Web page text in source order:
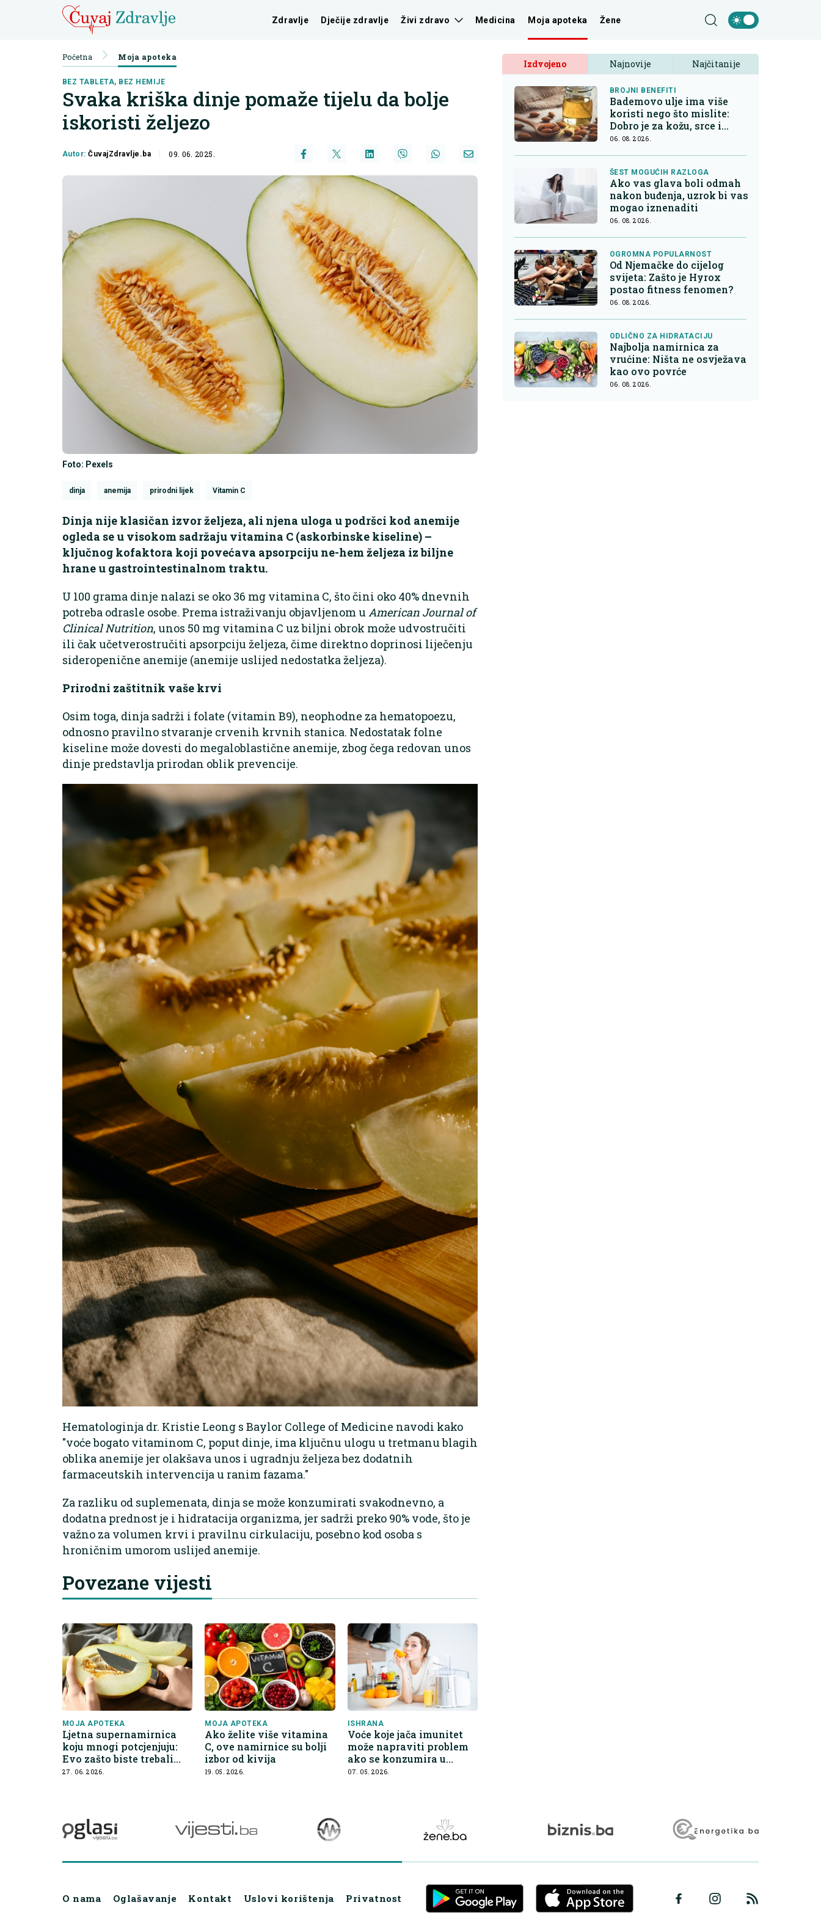
Zdravlje Dječije zdravlje Živi zdravo Medicina Moja apoteka Žene
Početna Moja apoteka
BEZ TABLETA, BEZ HEMIJE
Svaka kriška dinje pomaže tijelu da bolje
iskoristi željezo
Autor:ČuvajZdravlje.ba 09. 06. 2025.
Foto: Pexels
dinja anemija prirodni lijek Vitamin C
Dinja nije klasičan izvor željeza, ali njena uloga u podršci kod anemije
ogleda se u visokom sadržaju vitamina C (askorbinske kiseline) –
ključnog kofaktora koji povećava apsorpciju ne-hem željeza iz biljne
hrane u gastrointestinalnom traktu.
U 100 grama dinje nalazi se oko 36 mg vitamina C, što čini oko 40% dnevnih
potreba odrasle osobe. Prema istraživanju objavljenom u American Journal of
Clinical Nutrition, unos 50 mg vitamina C uz biljni obrok može udvostručiti
ili čak učetverostručiti apsorpciju željeza, čime direktno doprinosi liječenju
sideropenične anemije (anemije uslijed nedostatka željeza).
Prirodni zaštitnik vaše krvi
Osim toga, dinja sadrži i folate (vitamin B9), neophodne za hematopoezu,
odnosno pravilno stvaranje crvenih krvnih stanica. Nedostatak folne
kiseline može dovesti do megaloblastične anemije, zbog čega redovan unos
dinje predstavlja prirodan oblik prevencije.
Hematologinja dr. Kristie Leong s Baylor College of Medicine navodi kako
"voće bogato vitaminom C, poput dinje, ima ključnu ulogu u tretmanu blagih
oblika anemije jer olakšava unos i ugradnju željeza bez dodatnih
farmaceutskih intervencija u ranim fazama."
Za razliku od suplemenata, dinja se može konzumirati svakodnevno, a
dodatna prednost je i hidratacija organizma, jer sadrži preko 90% vode, što je
važno za volumen krvi i pravilnu cirkulaciju, posebno kod osoba s
hroničnim umorom uslijed anemije.
Povezane vijesti
MOJA APOTEKA
Ljetna supernamirnica
koju mnogi potcjenjuju:
Evo zašto biste trebali
češće jesti dinju
27. 06. 2026.
MOJA APOTEKA
Ako želite više vitamina
C, ove namirnice su bolji
izbor od kivija
19. 05. 2026.
ISHRANA
Voće koje jača imunitet
može napraviti problem
ako se konzumira u
pogrešno vrijeme
07. 05. 2026.
Izdvojeno Najnovije Najčitanije
BROJNI BENEFITI
Bademovo ulje ima više
koristi nego što mislite:
Dobro je za kožu, srce i
kontrolu apetita
06. 08. 2026.
ŠEST MOGUĆIH RAZLOGA
Ako vas glava boli odmah
nakon buđenja, uzrok bi vas
mogao iznenaditi
06. 08. 2026.
OGROMNA POPULARNOST
Od Njemačke do cijelog
svijeta: Zašto je Hyrox
postao fitness fenomen?
06. 08. 2026.
ODLIČNO ZA HIDRATACIJU
Najbolja namirnica za
vrućine: Ništa ne osvježava
kao ovo povrće
06. 08. 2026.
O nama Oglašavanje Kontakt Uslovi korištenja Privatnost